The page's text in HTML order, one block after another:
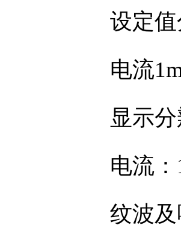
设定
电流
显示
电流
纹波